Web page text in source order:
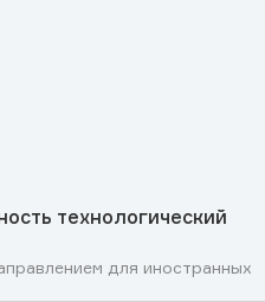
технологический
для иностранных